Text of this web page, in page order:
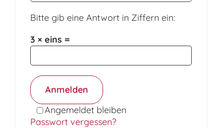
Bitte gib eine Antwort in Ziffern ein:
3 × eins =
Angemeldet bleiben
Anmelden
Passwort vergessen?